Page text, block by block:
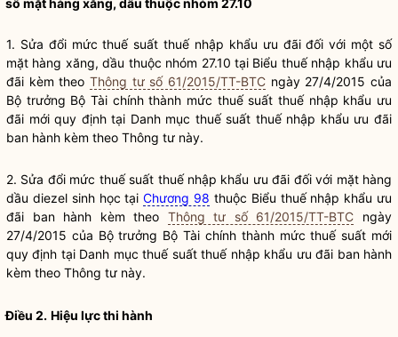
số mặt hàng xăng, dầu thuộc nhóm 27.10
1. Sửa đổi mức thuế suất thuế nhập khẩu ưu đãi đối với một số
mặt hàng xăng, dầu thuộc nhóm 27.10 tại Biểu thuếnhập khẩu ưu
đãi kèm theo Thông tư số 61/2015/TT-BTC ngày 27/4/2015 của
Bộ trưởng Bộ Tài chính thành mức thuế suất thuế nhập khẩu ưu
đãi mới quy định tại Danh mục thuế suất thuế nhập khẩu ưu đãi
ban hành kèm theo Thông tư này.
2. Sửa đổi mức thuế suất thuế nhập khẩu ưu đãi đối với mặt hàng
dầu diezel sinh học tạiChương 98 thuộc Biểu thuếnhập khẩu ưu
đãi ban hành kèm theo Thông tư số 61/2015/TT-BTC ngày
27/4/2015 của Bộ trưởng Bộ Tài chính thành mức thuế suất mới
quy định tại Danh mục thuế suất thuế nhập khẩu ưu đãi ban hành
kèm theo Thông tư này.
Điều 2. Hiệu lực thi hành